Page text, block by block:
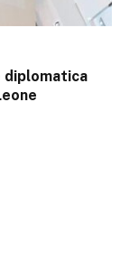
diplomatica